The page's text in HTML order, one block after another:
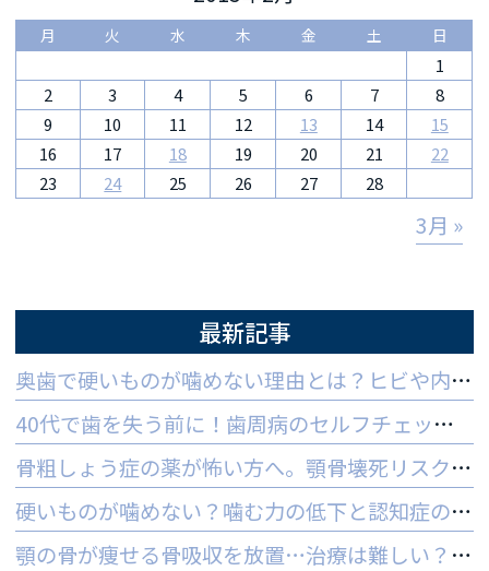
月 火 水 木 金 土 日
1
2
3 4 5 6 7
8
9
10 11 12 13 14
15
16
17 18 19 20 21
22
23
24 25 26 27 28
3月 »
最新記事
奥歯で硬いものが噛めない理由とは？ヒビや内部炎症の疑いと対策
40代で歯を失う前に！歯周病のセルフチェックと守る予防法
骨粗しょう症の薬が怖い方へ。顎骨壊死リスクを防ぐ3つの対策
硬いものが噛めない？噛む力の低下と認知症の関係と受診の目安
顎の骨が痩せる骨吸収を放置…治療は難しい？手遅れを防ぐ3つの対策